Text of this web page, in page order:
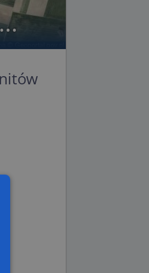
Sokołów Podlaski